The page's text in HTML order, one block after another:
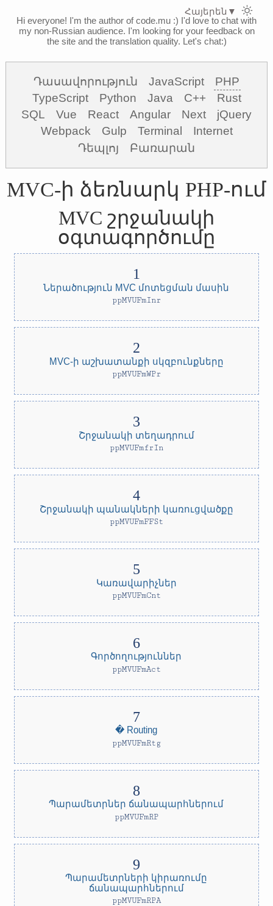
Hi everyone! I'm the author of code.mu :) I'd love to chat with
my non-Russian audience. I'm looking for your feedback on
the site and the translation quality. Let's chat:)
Դասավորություն JavaScript
PHP
TypeScript
Python Java C++
Rust
SQL
Vue React Angular Next
jQuery
Webpack
Gulp Terminal
Internet
Դեպլոյ
Բառարան
MVC-ի ձեռնարկ PHP-ում
MVC շրջանակի
օգտագործումը
Ներածություն MVC մոտեցման մասին
ppMVUFmInr
MVC-ի աշխատանքի սկզբունքները
ppMVUFmWPr
Շրջանակի տեղադրում
ppMVUFmfrIn
Շրջանակի պանակների կառուցվածքը
ppMVUFmFFSt
Կառավարիչներ
ppMVUFmCnt
Գործողություններ
ppMVUFmAct
� Routing
ppMVUFmRtg
Պարամետրներ ճանապարհներում
ppMVUFmRP
Պարամետրների կիրառումը
ճանապարհներում
ppMVUFmRPA
Հայերեն ▼